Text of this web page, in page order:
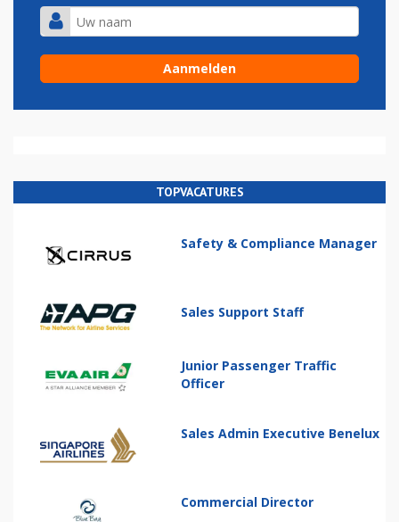
TOPVACATURES
Safety & Compliance Manager
Sales Support Staff
Junior Passenger Traffic
Officer
Sales Admin Executive Benelux
Commercial Director